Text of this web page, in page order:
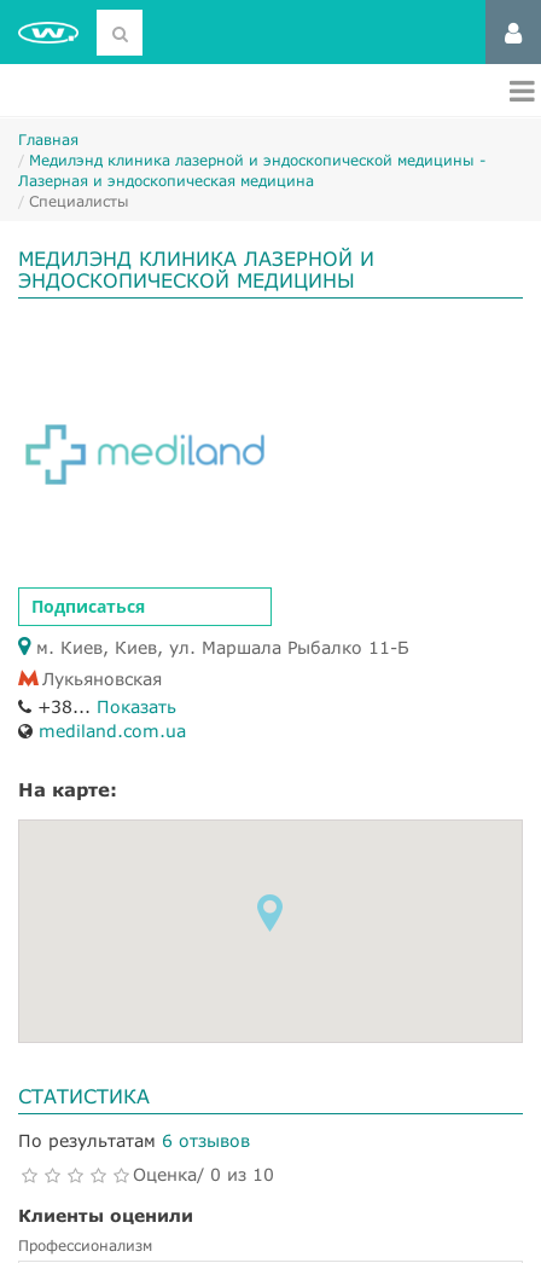
Главная
Медилэнд клиника лазерной и эндоскопической медицины -
Лазерная и эндоскопическая медицина
Специалисты
МЕДИЛЭНД КЛИНИКА ЛАЗЕРНОЙ И
ЭНДОСКОПИЧЕСКОЙ МЕДИЦИНЫ
Подписаться
м. Киев, Киев, ул. Маршала Рыбалко 11-Б
Лукьяновская
+38... Показать
mediland.com.ua
На карте:
СТАТИСТИКА
По результатам 6 отзывов
Оценка/ 0 из 10
Клиенты оценили
Профессионализм